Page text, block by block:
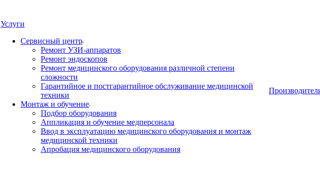
Услуги
Сервисный центр
Ремонт УЗИ-аппаратов
Ремонт эндоскопов
Ремонт медицинского оборудования различной степени
сложности
Гарантийное и постгарантийное обслуживание медицинской
техники
Монтаж и обучение
Подбор оборудования
Аппликация и обучение медперсонала
Ввод в эксплуатацию медицинского оборудования и монтаж
медицинской техники
Апробация медицинского оборудования